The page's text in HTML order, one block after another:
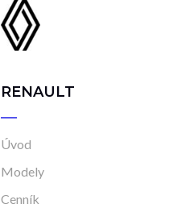
RENAULT
Úvod
Modely
Cenník